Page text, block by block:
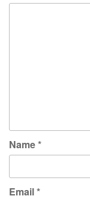
Name*
Email*